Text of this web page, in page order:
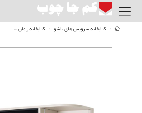
کتابخانه سرویس های تاشو کتابخانه رامان